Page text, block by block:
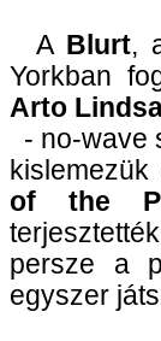
A Blurt,
Yorkban
Arto
- no-wave
kislemezük
of the
persze a
egyszer